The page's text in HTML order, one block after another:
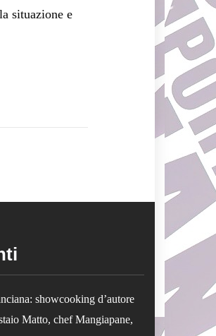
situazione e
showcooking d’autore
Matto, chef Mangiapane,